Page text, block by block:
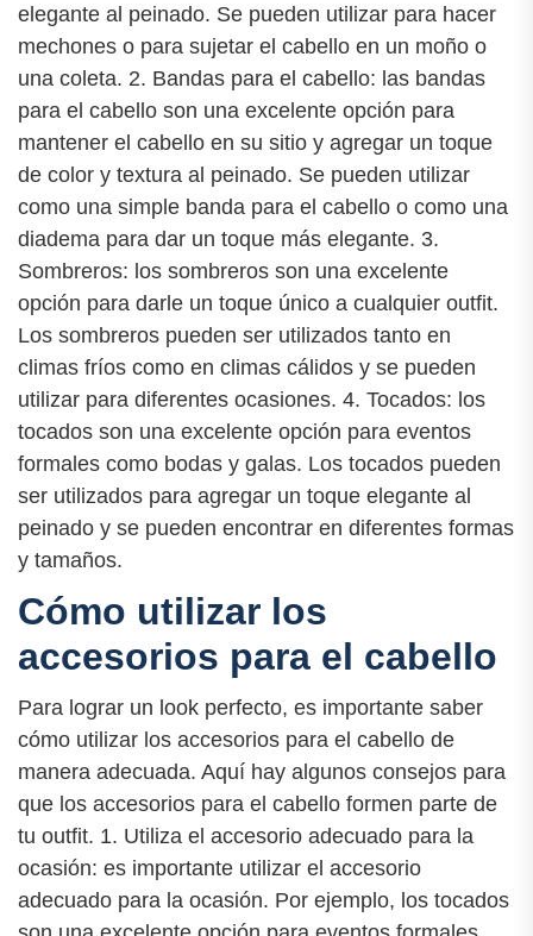
elegante al peinado. Se pueden utilizar para hacer
mechones o para sujetar el cabello en un moño o
una coleta. 2. Bandas para el cabello: las bandas
para el cabello son una excelente opción para
mantener el cabello en su sitio y agregar un toque
de color y textura al peinado. Se pueden utilizar
como una simple banda para el cabello o como una
diadema para dar un toque más elegante. 3.
Sombreros: los sombreros son una excelente
opción para darle un toque único a cualquier outfit.
Los sombreros pueden ser utilizados tanto en
climas fríos como en climas cálidos y se pueden
utilizar para diferentes ocasiones. 4. Tocados: los
tocados son una excelente opción para eventos
formales como bodas y galas. Los tocados pueden
ser utilizados para agregar un toque elegante al
peinado y se pueden encontrar en diferentes formas
y tamaños.
Cómo utilizar los
accesorios para el cabello
Para lograr un look perfecto, es importante saber
cómo utilizar los accesorios para el cabello de
manera adecuada. Aquí hay algunos consejos para
que los accesorios para el cabello formen parte de
tu outfit. 1. Utiliza el accesorio adecuado para la
ocasión: es importante utilizar el accesorio
adecuado para la ocasión. Por ejemplo, los tocados